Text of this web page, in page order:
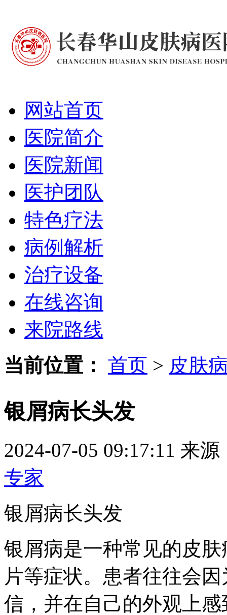
网站首页
医院简介
医院新闻
医护团队
特色疗法
病例解析
治疗设备
在线咨询
来院路线
当前位置： 首页 > 皮肤
银屑病长头发
2024-07-05 09:17:11 来源
专家
银屑病长头发
银屑病是一种常见的皮
片等症状。患者往往会
信，并在自己的外观上